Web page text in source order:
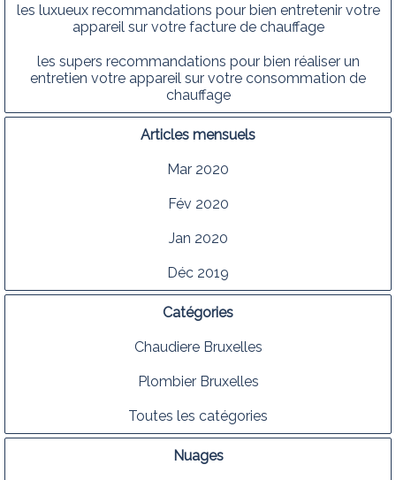
les luxueux recommandations pour bien entretenir votre
appareil sur votre facture de chauffage
les supers recommandations pour bien réaliser un
entretien votre appareil sur votre consommation de
chauffage
Articles mensuels
Mar 2020
Fév 2020
Jan 2020
Déc 2019
Catégories
Chaudiere Bruxelles
Plombier Bruxelles
Toutes les catégories
Nuages